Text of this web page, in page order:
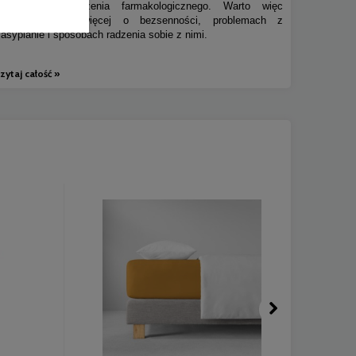
wprowadzenie leczenia farmakologicznego. Warto więc
dowiedzieć się więcej o bezsenności, problemach z
i sposobach radzenia sobie z nimi.
całość »